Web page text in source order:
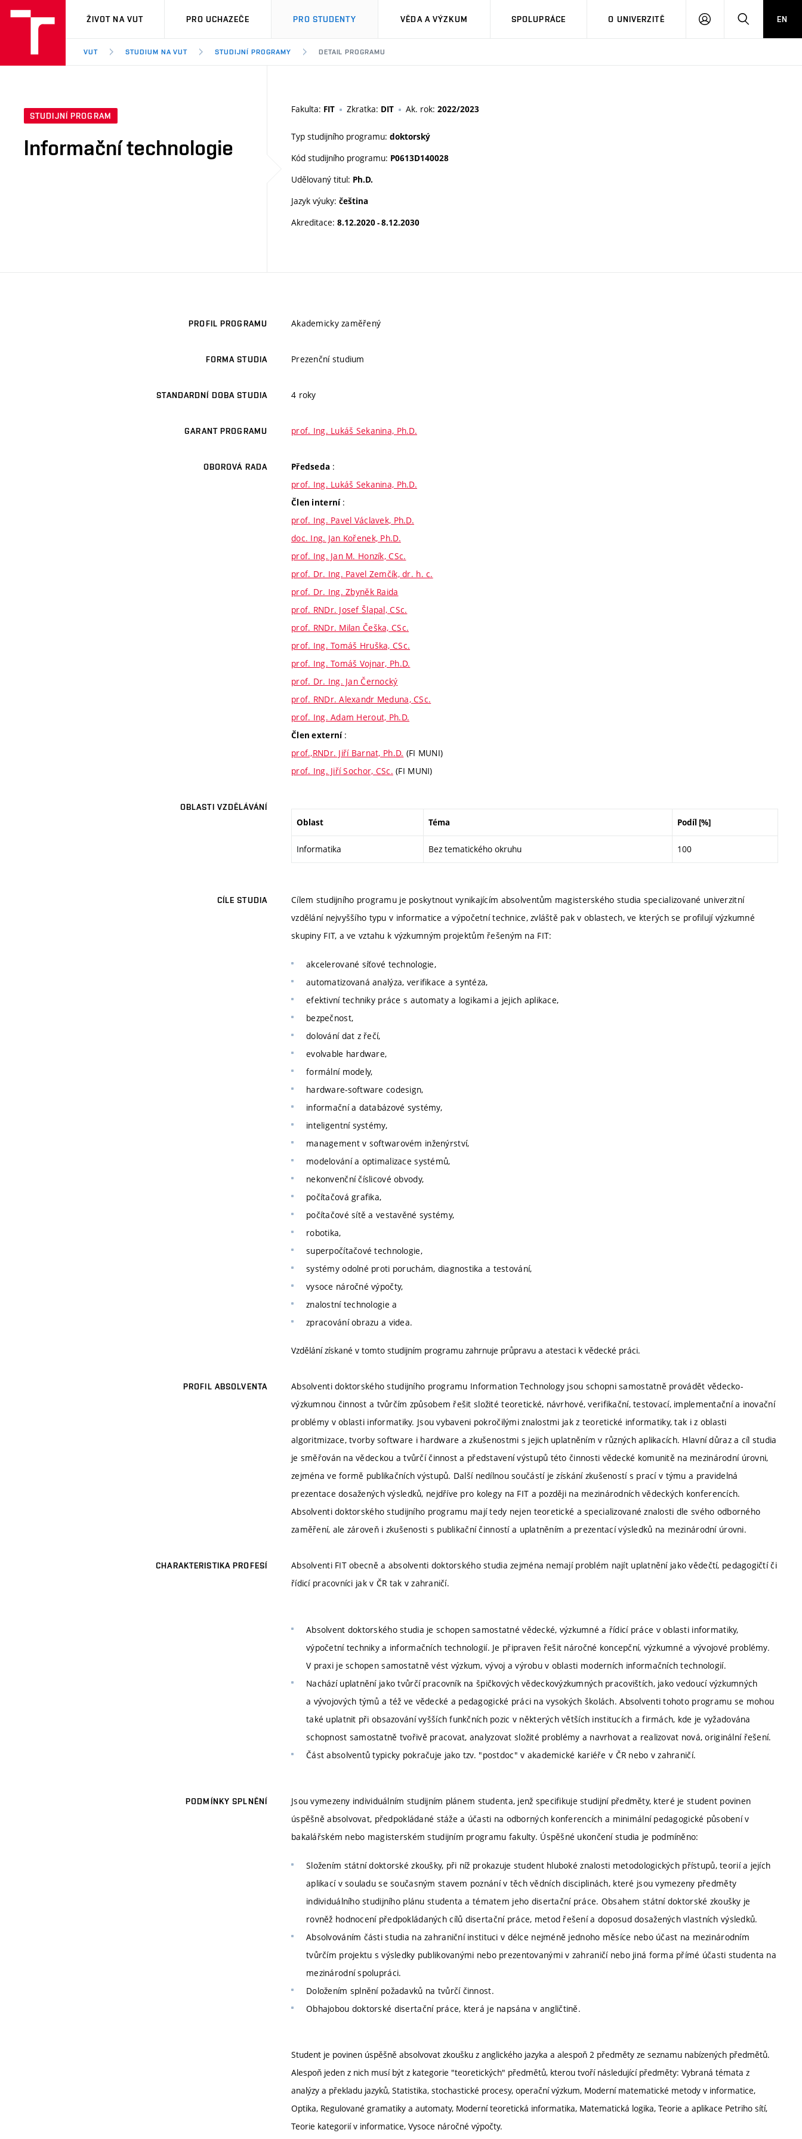
VUT
ŽIVOT NA VUT PRO UCHAZEČE PRO STUDENTY VĚDA A VÝZKUM SPOLUPRÁCE O UNIVERZITĚ
PŘIHLÁSIT HLEDATEN
VUT STUDIUM NA VUT STUDIJNÍ PROGRAMY DETAIL PROGRAMU
STUDIJNÍ PROGRAM
Informační technologie
Fakulta: FIT Zkratka: DIT Ak. rok: 2022/2023
Typ studijního programu: doktorský
Kód studijního programu: P0613D140028
Udělovaný titul: Ph.D.
Jazyk výuky: čeština
Akreditace: 8.12.2020 - 8.12.2030
PROFIL PROGRAMU Akademicky zaměřený
FORMA STUDIA Prezenční studium
STANDARDNÍ DOBA STUDIA 4 roky
GARANT PROGRAMU prof. Ing. Lukáš Sekanina, Ph.D.
OBOROVÁ RADA Předseda :
prof. Ing. Lukáš Sekanina, Ph.D.
Člen interní :
prof. Ing. Pavel Václavek, Ph.D.
doc. Ing. Jan Kořenek, Ph.D.
prof. Ing. Jan M. Honzík, CSc.
prof. Dr. Ing. Pavel Zemčík, dr. h. c.
prof. Dr. Ing. Zbyněk Raida
prof. RNDr. Josef Šlapal, CSc.
prof. RNDr. Milan Češka, CSc.
prof. Ing. Tomáš Hruška, CSc.
prof. Ing. Tomáš Vojnar, Ph.D.
prof. Dr. Ing. Jan Černocký
prof. RNDr. Alexandr Meduna, CSc.
prof. Ing. Adam Herout, Ph.D.
Člen externí :
prof.,RNDr. Jiří Barnat, Ph.D. (FI MUNI)
prof. Ing. Jiří Sochor, CSc. (FI MUNI)
OBLASTI VZDĚLÁVÁNÍ
Oblast Téma Podíl [%]
Informatika Bez tematického okruhu 100
CÍLE STUDIA
Cílem studijního programu je poskytnout vynikajícím absolventům magisterského studia specializované univerzitní
vzdělání nejvyššího typu v informatice a výpočetní technice, zvláště pak v oblastech, ve kterých se profilují výzkumné
skupiny FIT, a ve vztahu k výzkumným projektům řešeným na FIT:
akcelerované síťové technologie,
automatizovaná analýza, verifikace a syntéza,
efektivní techniky práce s automaty a logikami a jejich aplikace,
bezpečnost,
dolování dat z řečí,
evolvable hardware,
formální modely,
hardware-software codesign,
informační a databázové systémy,
inteligentní systémy,
management v softwarovém inženýrství,
modelování a optimalizace systémů,
nekonvenční číslicové obvody,
počítačová grafika,
počítačové sítě a vestavěné systémy,
robotika,
superpočítačové technologie,
systémy odolné proti poruchám, diagnostika a testování,
vysoce náročné výpočty,
znalostní technologie a
zpracování obrazu a videa.
Vzdělání získané v tomto studijním programu zahrnuje průpravu a atestaci k vědecké práci.
PROFIL ABSOLVENTA
Absolventi doktorského studijního programu Information Technology jsou schopni samostatně provádět vědecko-
výzkumnou činnost a tvůrčím způsobem řešit složité teoretické, návrhové, verifikační, testovací, implementační a inovační
problémy v oblasti informatiky. Jsou vybaveni pokročilými znalostmi jak z teoretické informatiky, tak i z oblasti
algoritmizace, tvorby software i hardware a zkušenostmi s jejich uplatněním v různých aplikacích. Hlavní důraz a cíl studia
je směřován na vědeckou a tvůrčí činnost a představení výstupů této činnosti vědecké komunitě na mezinárodní úrovni,
zejména ve formě publikačních výstupů. Další nedílnou součástí je získání zkušeností s prací v týmu a pravidelná
prezentace dosažených výsledků, nejdříve pro kolegy na FIT a později na mezinárodních vědeckých konferencích.
Absolventi doktorského studijního programu mají tedy nejen teoretické a specializované znalosti dle svého odborného
zaměření, ale zároveň i zkušenosti s publikační činností a uplatněním a prezentací výsledků na mezinárodní úrovni.
CHARAKTERISTIKA PROFESÍ
Absolventi FIT obecně a absolventi doktorského studia zejména nemají problém najít uplatnění jako vědečtí, pedagogičtí či
řídicí pracovníci jak v ČR tak v zahraničí.
Absolvent doktorského studia je schopen samostatné vědecké, výzkumné a řídicí práce v oblasti informatiky,
výpočetní techniky a informačních technologií. Je připraven řešit náročné koncepční, výzkumné a vývojové problémy.
V praxi je schopen samostatně vést výzkum, vývoj a výrobu v oblasti moderních informačních technologií.
Nachází uplatnění jako tvůrčí pracovník na špičkových vědeckovýzkumných pracovištích, jako vedoucí výzkumných
a vývojových týmů a též ve vědecké a pedagogické práci na vysokých školách. Absolventi tohoto programu se mohou
také uplatnit při obsazování vyšších funkčních pozic v některých větších institucích a firmách, kde je vyžadována
schopnost samostatně tvořivě pracovat, analyzovat složité problémy a navrhovat a realizovat nová, originální řešení.
Část absolventů typicky pokračuje jako tzv. "postdoc" v akademické kariéře v ČR nebo v zahraničí.
PODMÍNKY SPLNĚNÍ
Jsou vymezeny individuálním studijním plánem studenta, jenž specifikuje studijní předměty, které je student povinen
úspěšně absolvovat, předpokládané stáže a účasti na odborných konferencích a minimální pedagogické působení v
bakalářském nebo magisterském studijním programu fakulty. Úspěšné ukončení studia je podmíněno:
Složením státní doktorské zkoušky, při níž prokazuje student hluboké znalosti metodologických přístupů, teorií a jejích
aplikací v souladu se současným stavem poznání v těch vědních disciplinách, které jsou vymezeny předměty
individuálního studijního plánu studenta a tématem jeho disertační práce. Obsahem státní doktorské zkoušky je
rovněž hodnocení předpokládaných cílů disertační práce, metod řešení a doposud dosažených vlastních výsledků.
Absolvováním části studia na zahraniční instituci v délce nejméně jednoho měsíce nebo účast na mezinárodním
tvůrčím projektu s výsledky publikovanými nebo prezentovanými v zahraničí nebo jiná forma přímé účasti studenta na
mezinárodní spolupráci.
Doložením splnění požadavků na tvůrčí činnost.
Obhajobou doktorské disertační práce, která je napsána v angličtině.
Student je povinen úspěšně absolvovat zkoušku z anglického jazyka a alespoň 2 předměty ze seznamu nabízených předmětů.
Alespoň jeden z nich musí být z kategorie "teoretických" předmětů, kterou tvoří následující předměty: Vybraná témata z
analýzy a překladu jazyků, Statistika, stochastické procesy, operační výzkum, Moderní matematické metody v informatice,
Optika, Regulované gramatiky a automaty, Moderní teoretická informatika, Matematická logika, Teorie a aplikace Petriho sítí,
Teorie kategorií v informatice, Vysoce náročné výpočty.